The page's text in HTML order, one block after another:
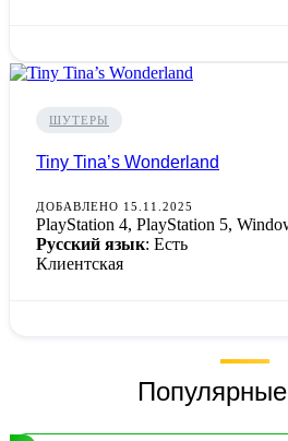
ШУТЕРЫ
Tiny Tina’s Wonderland
ДОБАВЛЕНО 15.11.2025
PlayStation 4, PlayStation 5,
Русский язык: Есть
Клиентская